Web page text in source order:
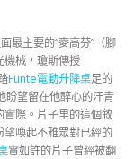
最主要的“麥高芬”（腳
機械，瓊斯傳授
Funte電動升降桌足的
盼望留在他醉心的汗青
際。片子里的這個敘
喚起不雅眾對已經的
實如許的片子曾經被翻